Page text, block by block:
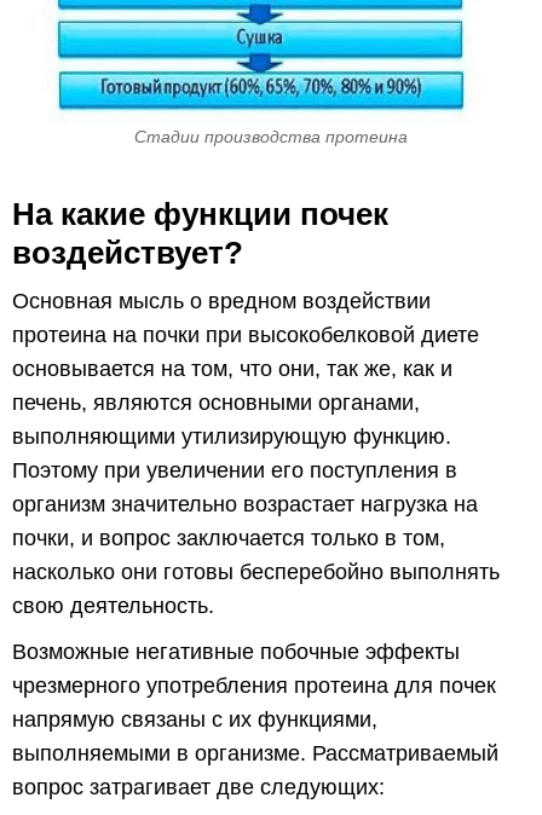
Стадии производства протеина
На какие функции почек
воздействует?
Основная мысль о вредном воздействии
протеина на почки при высокобелковой диете
основывается на том, что они, так же, как и
печень, являются основными органами,
выполняющими утилизирующую функцию.
Поэтому при увеличении его поступления в
организм значительно возрастает нагрузка на
почки, и вопрос заключается только в том,
насколько они готовы бесперебойно выполнять
свою деятельность.
Возможные негативные побочные эффекты
чрезмерного употребления протеина для почек
напрямую связаны с их функциями,
выполняемыми в организме. Рассматриваемый
вопрос затрагивает две следующих: